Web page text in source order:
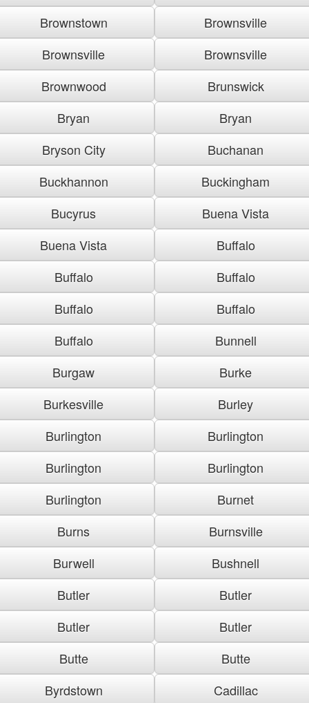
Brownstown
Brownsville
Brownsville
Brownsville
Brownwood
Brunswick
Bryan
Bryan
Bryson City
Buchanan
Buckhannon
Buckingham
Bucyrus
Buena Vista
Buena Vista
Buffalo
Buffalo
Buffalo
Buffalo
Buffalo
Buffalo
Bunnell
Burgaw
Burke
Burkesville
Burley
Burlington
Burlington
Burlington
Burlington
Burlington
Burnet
Burns
Burnsville
Burwell
Bushnell
Butler
Butler
Butler
Butler
Butte
Butte
Byrdstown
Cadillac